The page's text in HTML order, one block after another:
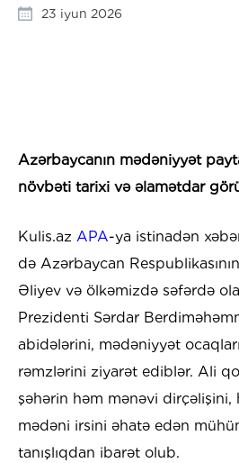
23 iyun 2026
Azərbaycanın mədəniyyət
növbəti tarixi və əlamətdar
Kulis.az APA-ya istinadən
də Azərbaycan
Əliyev və ölkəmizdə səfərdə
Prezidenti Sərdar
abidələrini, mədəniyyət
rəmzlərini ziyarət ediblər. Ali
şəhərin həm mənəvi dirçəlişini,
mədəni irsini əhatə edən
tanışlıqdan ibarət olub.